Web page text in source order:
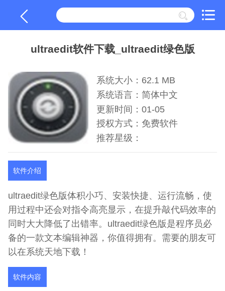
ultraedit软件下载_ultraedit绿色版
系统大小：62.1 MB
系统语言：简体中文
更新时间：01-05
授权方式：免费软件
推荐星级：
软件介绍
ultraedit绿色版体积小巧、安装快捷、运行流畅，使
用过程中还会对指令高亮显示，在提升敲代码效率的
同时大大降低了出错率。ultraedit绿色版是程序员必
备的一款文本编辑神器，你值得拥有。需要的朋友可
以在系统天地下载！
软件内容